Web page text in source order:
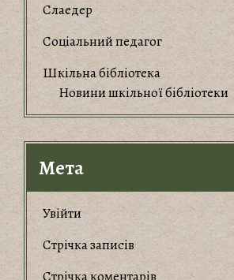
Слаедер
Соціальний педагог
Шкільна бібліотека
Новини шкільної бібліотеки
Мета
Увійти
Стрічка записів